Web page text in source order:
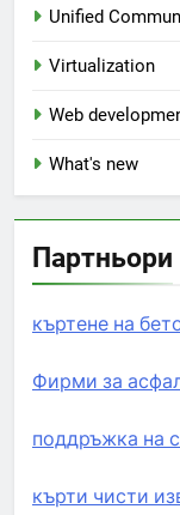
Unified
Virtualization
Web
What's new
Партньори
къртене на
Фирми за
поддръжка на
кърти чисти